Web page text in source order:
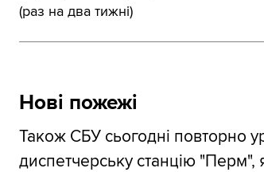
(раз на два тижні)
Нові пожежі
Також СБУ сьогодні повторно
диспетчерську станцію "Перм",